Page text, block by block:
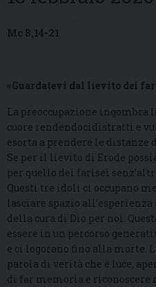
Mc 8,14-21
«Guardatevi dal lievito dei
La preoccupazione ingombra
cuore rendendocidistratti e
esorta a prendere le distanze
Se per il lievito di Erode
per quello dei farisei
Questi tre idoli ci occupano
lasciare spazio
della cura di Dio per noi.
essere in un percorso
e ci logorano fino alla morte.
parola di verità che è luce,
di far memoria e riconoscere